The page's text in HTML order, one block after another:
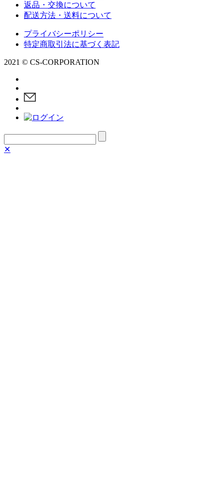
返品・交換について
配送方法・送料について
プライバシーポリシー
特定商取引法に基づく表記
2021 © CS-CORPORATION
✕